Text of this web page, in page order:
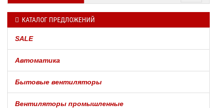
КАТАЛОГ ПРЕДЛОЖЕНИЙ
SALE
Автоматика
Бытовые вентиляторы
Вентиляторы промышленные